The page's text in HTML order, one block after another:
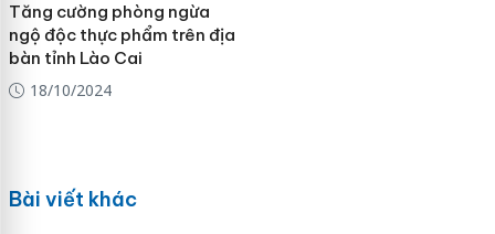
Tăng cường phòng ngừa
ngộ độc thực phẩm trên địa
bàn tỉnh Lào Cai
18/10/2024
Bài viết khác